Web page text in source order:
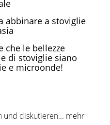
abbinare a stoviglie
che le bellezze
di stoviglie siano
e microonde!
und diskutieren... mehr